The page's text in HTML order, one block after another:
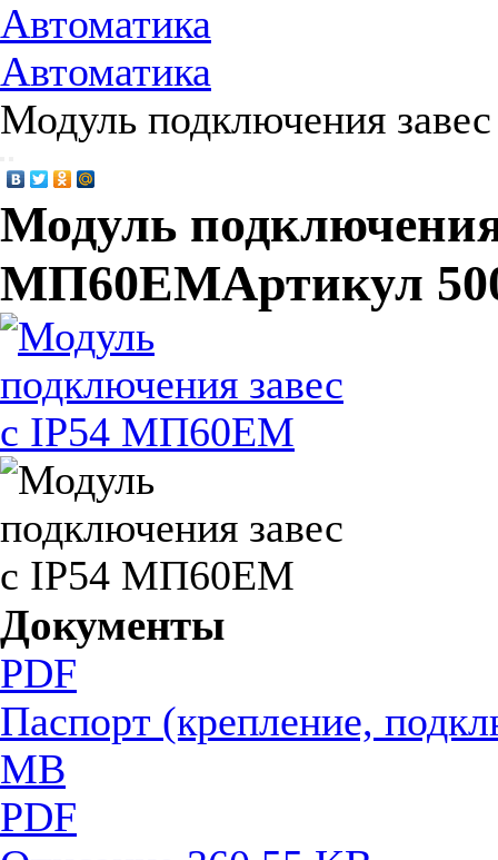
Автоматика
Автоматика
Модуль подключения
Модуль
МП60ЕМАртикул
Документы
PDF
Паспорт (крепление,
MB
PDF